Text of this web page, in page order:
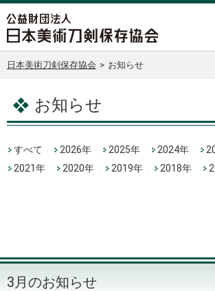
日本美術刀剣保存協会 > お知らせ
お知らせ
すべて 2026年 2025年 2024年
2021年
2020年 2019年 2018年
3月のお知らせ